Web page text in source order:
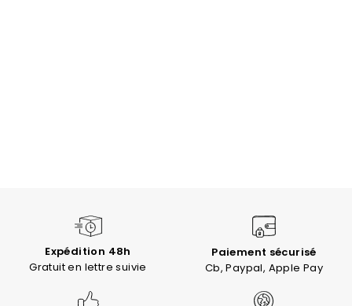
Expédition 48h
Gratuit en lettre suivie
Paiement sécurisé
Cb, Paypal, Apple Pay